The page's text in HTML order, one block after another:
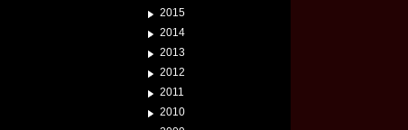
2015
2014
2013
2012
2011
2010